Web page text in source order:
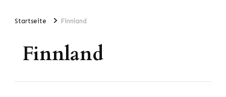
Startseite Finnland
Finnland